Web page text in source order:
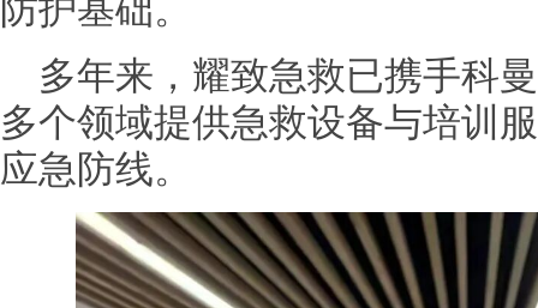
防护基础。
多年来，耀致急救已携手科
多个领域提供急救设备与培训
应急防线。